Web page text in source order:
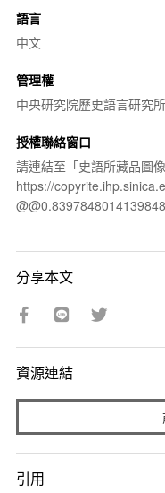
語言
中文
管理權
中央研究院歷史語言研究
授權聯絡窗口
請連結至「史語所藏品圖
https://
@@0.8397848014139848
分享本文
資源連結
引用